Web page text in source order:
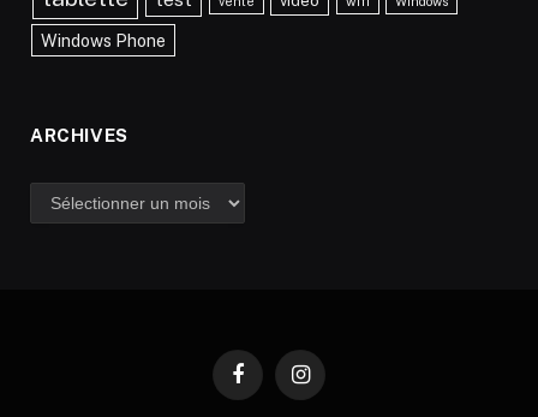
Windows Phone
ARCHIVES
Archives
FacebookInstagram